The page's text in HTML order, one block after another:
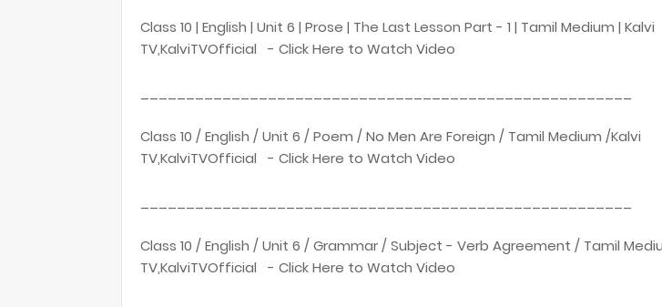
Class 10 | English | Unit 6 | Prose | The Last Lesson Part - 1 | Tamil Medium | Kalvi
TV,KalviTVOfficial - Click Here to Watch Video
Class 10 / English / Unit 6 / Poem / No Men Are Foreign / Tamil Medium /Kalvi
TV,KalviTVOfficial - Click Here to Watch Video
Class 10 / English / Unit 6 / Grammar / Subject - Verb Agreement / Tamil
TV,KalviTVOfficial - Click Here to Watch Video